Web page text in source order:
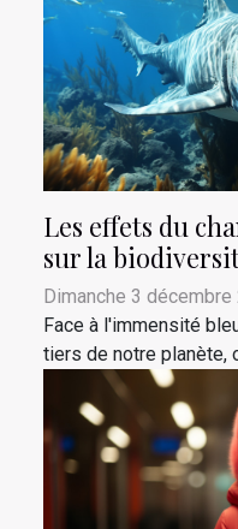
Les effets du
sur la
Dimanche 3
Face à l'immensité
tiers de notre planète,